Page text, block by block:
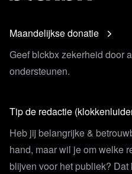
Maandelijkse donatie
Geef blckbx zekerheid door
ondersteunen.
Tip de redactie
Heb jij belangrijke &
hand, maar wil je om welke
blijven voor het publiek? Dat